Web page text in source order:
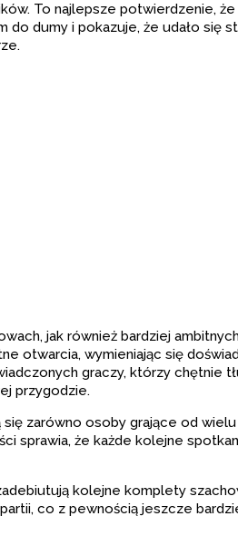
To najlepsze potwierdzenie,
dumy i pokazuje, że udało się
jak również bardziej
otwarcia, wymieniając się
graczy, którzy chętnie
przygodzie.
zarówno osoby grające od wielu
sprawia, że każde kolejne
kolejne komplety
co z pewnością jeszcze